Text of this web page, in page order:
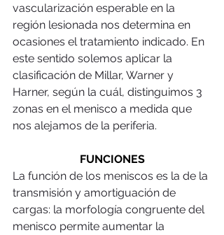
vascularización esperable en la
región lesionada nos determina en
ocasiones el tratamiento indicado. En
este sentido solemos aplicar la
clasificación de Millar, Warner y
Harner, según la cuál, distinguimos 3
zonas en el menisco a medida que
nos alejamos de la periferia.
FUNCIONES
La función de los meniscos es la de la
transmisión y amortiguación de
cargas: la morfología congruente del
menisco permite aumentar la